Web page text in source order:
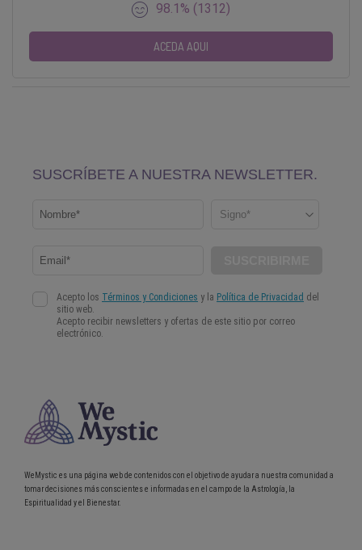
98.1% (1312)
ACEDA AQUI
WeMystic es una página web de contenidos con el objetivo de ayudar a nuestra comunidad a
tomar decisiones más conscientes e informadas en el campo de la Astrología, la
Espiritualidad y el Bienestar.